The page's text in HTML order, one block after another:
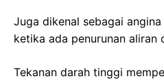
Juga dikenal sebagai
ketika ada penurunan aliran
Tekanan darah tinggi